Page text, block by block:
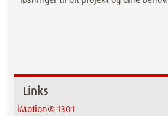
Links
iMotion® 1301